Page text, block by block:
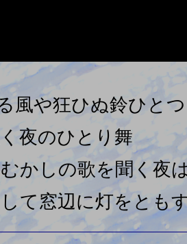
風や狂ひぬ鈴ひとつ
夜のひとり舞
かしの歌を聞く夜
て窓辺に灯をとも